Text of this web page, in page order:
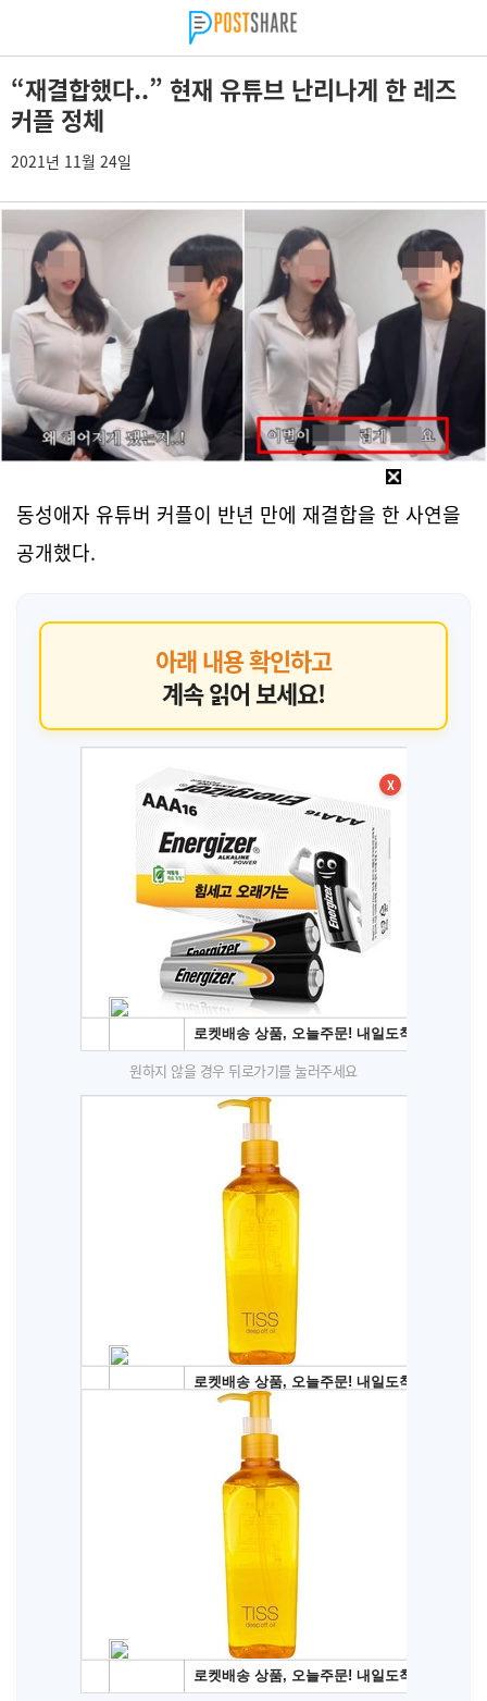
“재결합했다..” 현재 유튜브 난리나게 한 레즈
커플 정체
2021년 11월 24일
동성애자 유튜버 커플이 반년 만에 재결합을 한 사연을
공개했다.
아래 내용 확인하고
계속 읽어 보세요!
X
원하지 않을 경우 뒤로가기를 눌러주세요